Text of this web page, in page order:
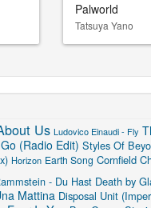
Palworld
Tatsuya Yano
Us Ludovico Einaudi - Fly
(Radio Edit) Styles Of
Horizon Earth Song Cornfield
- Du Hast Death by
Mattina Disposal Unit